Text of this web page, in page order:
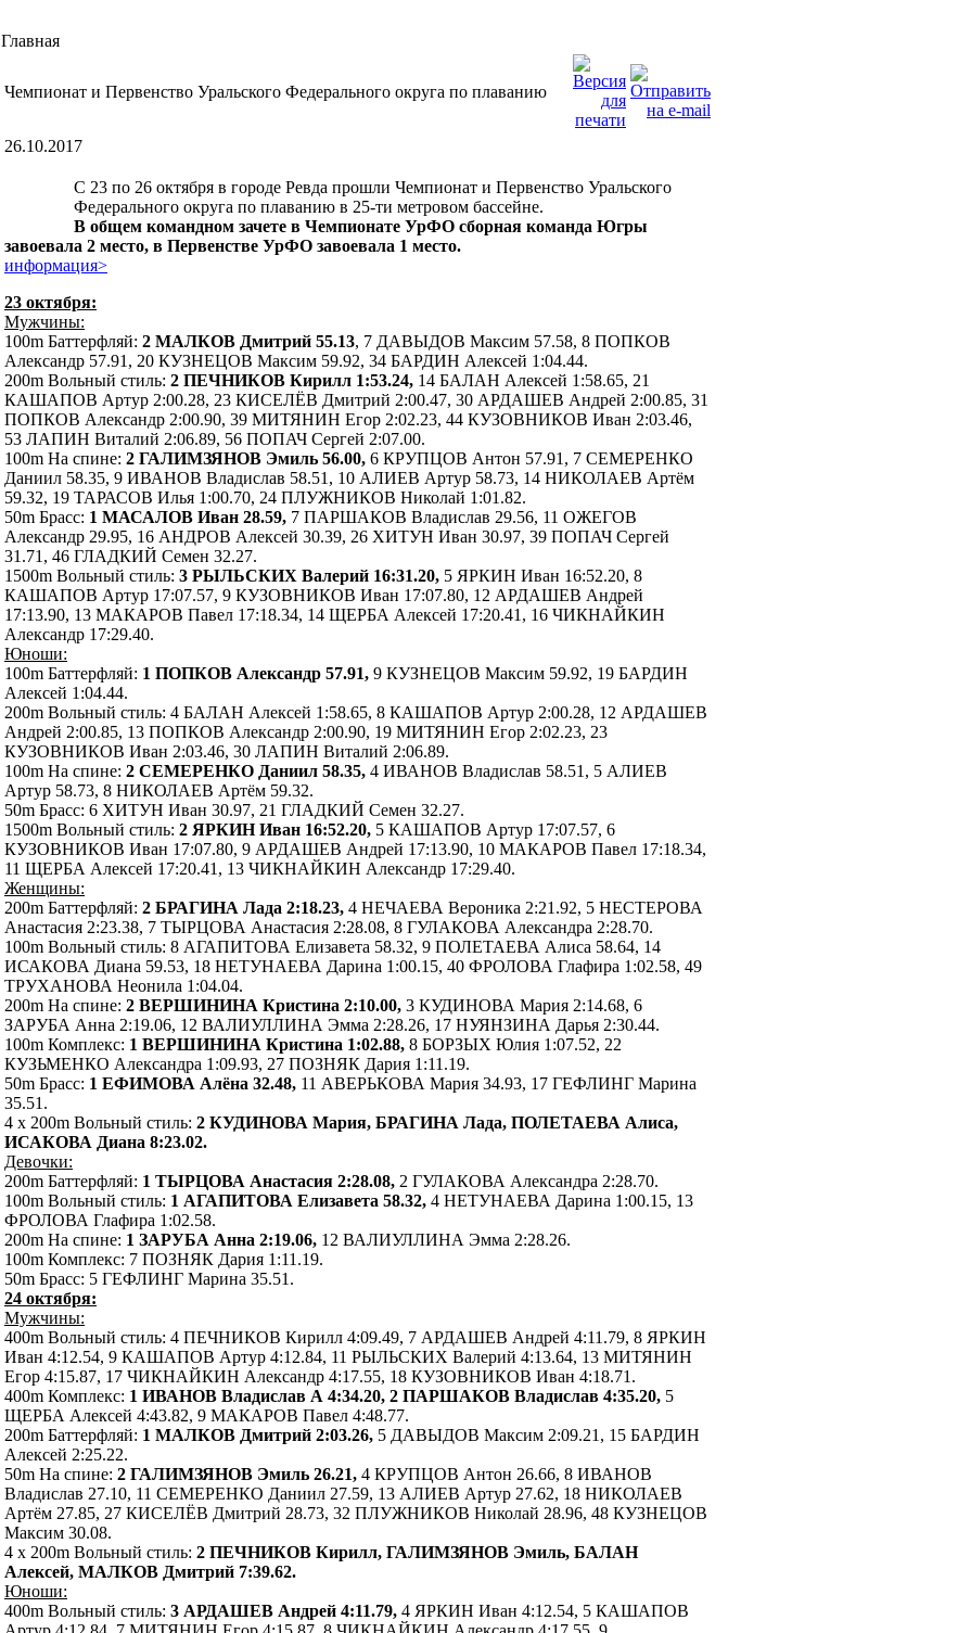
Главная
Чемпионат и Первенство Уральского Федерального округа по плаванию
26.10.2017
С 23 по 26 октября в городе Ревда прошли Чемпионат и Первенство Уральского
Федерального округа по плаванию в 25-ти метровом бассейне.
В общем командном зачете в Чемпионате УрФО сборная команда Югры
завоевала 2 место, в Первенстве УрФО завоевала 1 место.
информация>
23 октября:
Мужчины:
100m Баттерфляй: 2 МАЛКОВ Дмитрий 55.13, 7 ДАВЫДОВ Максим 57.58, 8 ПОПКОВ
Александр 57.91, 20 КУЗНЕЦОВ Максим 59.92, 34 БАРДИН Алексей 1:04.44.
200m Вольный стиль: 2 ПЕЧНИКОВ Кирилл 1:53.24, 14 БАЛАН Алексей 1:58.65, 21
КАШАПОВ Артур 2:00.28, 23 КИСЕЛЁВ Дмитрий 2:00.47, 30 АРДАШЕВ Андрей 2:00.85, 31
ПОПКОВ Александр 2:00.90, 39 МИТЯНИН Егор 2:02.23, 44 КУЗОВНИКОВ Иван 2:03.46,
53 ЛАПИН Виталий 2:06.89, 56 ПОПАЧ Сергей 2:07.00.
100m На спине: 2 ГАЛИМЗЯНОВ Эмиль 56.00, 6 КРУПЦОВ Антон 57.91, 7 СЕМЕРЕНКО
Даниил 58.35, 9 ИВАНОВ Владислав 58.51, 10 АЛИЕВ Артур 58.73, 14 НИКОЛАЕВ Артём
59.32, 19 ТАРАСОВ Илья 1:00.70, 24 ПЛУЖНИКОВ Николай 1:01.82.
50m Брасс: 1 МАСАЛОВ Иван 28.59, 7 ПАРШАКОВ Владислав 29.56, 11 ОЖЕГОВ
Александр 29.95, 16 АНДРОВ Алексей 30.39, 26 ХИТУН Иван 30.97, 39 ПОПАЧ Сергей
31.71, 46 ГЛАДКИЙ Семен 32.27.
1500m Вольный стиль: 3 РЫЛЬСКИХ Валерий 16:31.20, 5 ЯРКИН Иван 16:52.20, 8
КАШАПОВ Артур 17:07.57, 9 КУЗОВНИКОВ Иван 17:07.80, 12 АРДАШЕВ Андрей
17:13.90, 13 МАКАРОВ Павел 17:18.34, 14 ЩЕРБА Алексей 17:20.41, 16 ЧИКНАЙКИН
Александр 17:29.40.
Юноши:
100m Баттерфляй: 1 ПОПКОВ Александр 57.91, 9 КУЗНЕЦОВ Максим 59.92, 19 БАРДИН
Алексей 1:04.44.
200m Вольный стиль: 4 БАЛАН Алексей 1:58.65, 8 КАШАПОВ Артур 2:00.28, 12 АРДАШЕВ
Андрей 2:00.85, 13 ПОПКОВ Александр 2:00.90, 19 МИТЯНИН Егор 2:02.23, 23
КУЗОВНИКОВ Иван 2:03.46, 30 ЛАПИН Виталий 2:06.89.
100m На спине: 2 СЕМЕРЕНКО Даниил 58.35, 4 ИВАНОВ Владислав 58.51, 5 АЛИЕВ
Артур 58.73, 8 НИКОЛАЕВ Артём 59.32.
50m Брасс: 6 ХИТУН Иван 30.97, 21 ГЛАДКИЙ Семен 32.27.
1500m Вольный стиль: 2 ЯРКИН Иван 16:52.20, 5 КАШАПОВ Артур 17:07.57, 6
КУЗОВНИКОВ Иван 17:07.80, 9 АРДАШЕВ Андрей 17:13.90, 10 МАКАРОВ Павел 17:18.34,
11 ЩЕРБА Алексей 17:20.41, 13 ЧИКНАЙКИН Александр 17:29.40.
Женщины:
200m Баттерфляй: 2 БРАГИНА Лада 2:18.23, 4 НЕЧАЕВА Вероника 2:21.92, 5 НЕСТЕРОВА
Анастасия 2:23.38, 7 ТЫРЦОВА Анастасия 2:28.08, 8 ГУЛАКОВА Александра 2:28.70.
100m Вольный стиль: 8 АГАПИТОВА Елизавета 58.32, 9 ПОЛЕТАЕВА Алиса 58.64, 14
ИСАКОВА Диана 59.53, 18 НЕТУНАЕВА Дарина 1:00.15, 40 ФРОЛОВА Глафира 1:02.58, 49
ТРУХАНОВА Неонила 1:04.04.
200m На спине: 2 ВЕРШИНИНА Кристина 2:10.00, 3 КУДИНОВА Мария 2:14.68, 6
ЗАРУБА Анна 2:19.06, 12 ВАЛИУЛЛИНА Эмма 2:28.26, 17 НУЯНЗИНА Дарья 2:30.44.
100m Комплекс: 1 ВЕРШИНИНА Кристина 1:02.88, 8 БОРЗЫХ Юлия 1:07.52, 22
КУЗЬМЕНКО Александра 1:09.93, 27 ПОЗНЯК Дария 1:11.19.
50m Брасс: 1 ЕФИМОВА Алёна 32.48, 11 АВЕРЬКОВА Мария 34.93, 17 ГЕФЛИНГ Марина
35.51.
4 x 200m Вольный стиль: 2 КУДИНОВА Мария, БРАГИНА Лада, ПОЛЕТАЕВА Алиса,
ИСАКОВА Диана 8:23.02.
Девочки:
200m Баттерфляй: 1 ТЫРЦОВА Анастасия 2:28.08, 2 ГУЛАКОВА Александра 2:28.70.
100m Вольный стиль: 1 АГАПИТОВА Елизавета 58.32, 4 НЕТУНАЕВА Дарина 1:00.15, 13
ФРОЛОВА Глафира 1:02.58.
200m На спине: 1 ЗАРУБА Анна 2:19.06, 12 ВАЛИУЛЛИНА Эмма 2:28.26.
100m Комплекс: 7 ПОЗНЯК Дария 1:11.19.
50m Брасс: 5 ГЕФЛИНГ Марина 35.51.
24 октября:
Мужчины:
400m Вольный стиль: 4 ПЕЧНИКОВ Кирилл 4:09.49, 7 АРДАШЕВ Андрей 4:11.79, 8 ЯРКИН
Иван 4:12.54, 9 КАШАПОВ Артур 4:12.84, 11 РЫЛЬСКИХ Валерий 4:13.64, 13 МИТЯНИН
Егор 4:15.87, 17 ЧИКНАЙКИН Александр 4:17.55, 18 КУЗОВНИКОВ Иван 4:18.71.
400m Комплекс: 1 ИВАНОВ Владислав А 4:34.20, 2 ПАРШАКОВ Владислав 4:35.20, 5
ЩЕРБА Алексей 4:43.82, 9 МАКАРОВ Павел 4:48.77.
200m Баттерфляй: 1 МАЛКОВ Дмитрий 2:03.26, 5 ДАВЫДОВ Максим 2:09.21, 15 БАРДИН
Алексей 2:25.22.
50m На спине: 2 ГАЛИМЗЯНОВ Эмиль 26.21, 4 КРУПЦОВ Антон 26.66, 8 ИВАНОВ
Владислав 27.10, 11 СЕМЕРЕНКО Даниил 27.59, 13 АЛИЕВ Артур 27.62, 18 НИКОЛАЕВ
Артём 27.85, 27 КИСЕЛЁВ Дмитрий 28.73, 32 ПЛУЖНИКОВ Николай 28.96, 48 КУЗНЕЦОВ
Максим 30.08.
4 x 200m Вольный стиль: 2 ПЕЧНИКОВ Кирилл, ГАЛИМЗЯНОВ Эмиль, БАЛАН
Алексей, МАЛКОВ Дмитрий 7:39.62.
Юноши:
400m Вольный стиль: 3 АРДАШЕВ Андрей 4:11.79, 4 ЯРКИН Иван 4:12.54, 5 КАШАПОВ